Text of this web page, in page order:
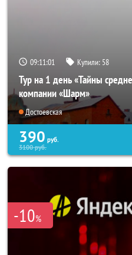
09:11:00 Купили: 58
Тур на 1 день «Тайны
компании «Шарм»
Достоевская
390 руб.
3100руб.
-10%